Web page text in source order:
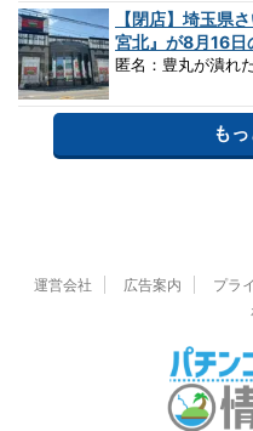
【閉店】埼玉県
宮北』が8月16日
匿名：豊丸が潰れ
も
運営会社 広告案内 プラ